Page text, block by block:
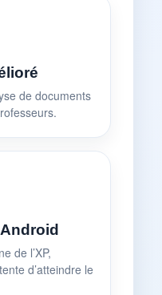
de documents
de l’XP,
d’atteindre le